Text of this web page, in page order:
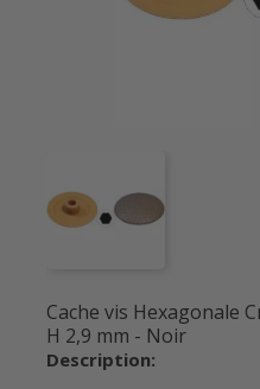
Cache vis Hexagonale
H 2,9 mm - Noir
Description: